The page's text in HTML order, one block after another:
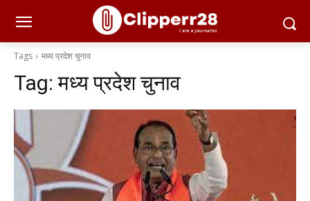
Tags मध्य प्रदेश चुनाव
Tag:मध्य प्रदेश चुनाव